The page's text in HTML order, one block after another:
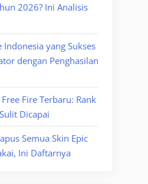
2026? Ini Analisis
Indonesia yang Sukses
dengan Penghasilan
Fire Terbaru: Rank
Dicapai
Semua Skin Epic
Ini Daftarnya